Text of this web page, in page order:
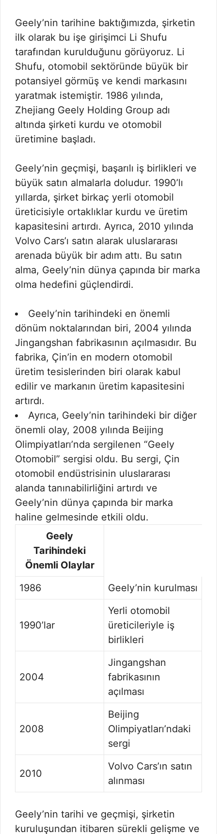
Geely’nin tarihine baktığımızda, şirketin
ilk olarak bu işe girişimci Li Shufu
tarafından kurulduğunu görüyoruz. Li
Shufu, otomobil sektöründe büyük bir
potansiyel görmüş ve kendi markasını
yaratmak istemiştir. 1986 yılında,
Zhejiang Geely Holding Group adı
altında şirketi kurdu ve otomobil
üretimine başladı.
Geely’nin geçmişi, başarılı iş birlikleri ve
büyük satın almalarla doludur. 1990’lı
yıllarda, şirket birkaç yerli otomobil
üreticisiyle ortaklıklar kurdu ve üretim
kapasitesini artırdı. Ayrıca, 2010 yılında
Volvo Cars’ı satın alarak uluslararası
arenada büyük bir adım attı. Bu satın
alma, Geely’nin dünya çapında bir marka
olma hedefini güçlendirdi.
Geely’nin tarihindeki en önemli
dönüm noktalarından biri, 2004 yılında
Jingangshan fabrikasının açılmasıdır. Bu
fabrika, Çin’in en modern otomobil
üretim tesislerinden biri olarak kabul
edilir ve markanın üretim kapasitesini
artırdı.
Ayrıca, Geely’nin tarihindeki bir diğer
önemli olay, 2008 yılında Beijing
Olimpiyatları’nda sergilenen “Geely
Otomobil” sergisi oldu. Bu sergi, Çin
otomobil endüstrisinin uluslararası
alanda tanınabilirliğini artırdı ve
Geely’nin dünya çapında bir marka
haline gelmesinde etkili oldu.
Geely
Tarihindeki
Önemli Olaylar
1986
Geely’nin kurulması
1990’lar
Yerli otomobil
üreticileriyle iş
birlikleri
2004
Jingangshan
fabrikasının
açılması
2008
Beijing
Olimpiyatları’ndaki
sergi
2010
Volvo Cars’ın satın
alınması
Geely’nin tarihi ve geçmişi, şirketin
kuruluşundan itibaren sürekli gelişme ve